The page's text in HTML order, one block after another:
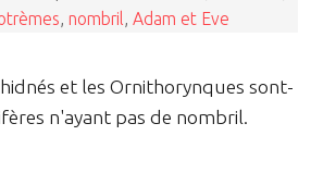
nombril Adam et Eve
et les Ornithorynques sont-
n'ayant pas de nombril.